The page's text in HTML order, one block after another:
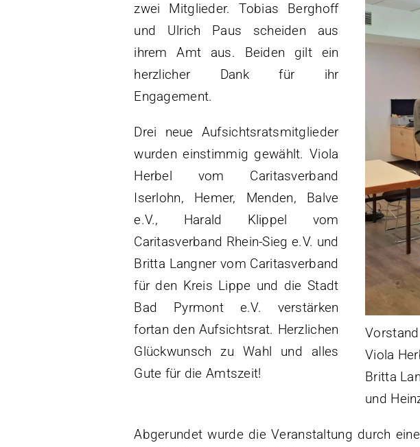
zwei Mitglieder. Tobias Berghoff
und Ulrich Paus scheiden aus
ihrem Amt aus. Beiden gilt ein
herzlicher Dank für ihr
Engagement.
Drei neue Aufsichtsratsmitglieder
wurden einstimmig gewählt. Viola
Herbel vom Caritasverband
Iserlohn, Hemer, Menden, Balve
e.V., Harald Klippel vom
Caritasverband Rhein-Sieg e.V. und
Britta Langner vom Caritasverband
für den Kreis Lippe und die Stadt
Bad Pyrmont e.V. verstärken
fortan den Aufsichtsrat. Herzlichen
Glückwunsch zu Wahl und alles
Gute für die Amtszeit!
Viola
Britta
und
Abgerundet wurde die Veranstaltung durch